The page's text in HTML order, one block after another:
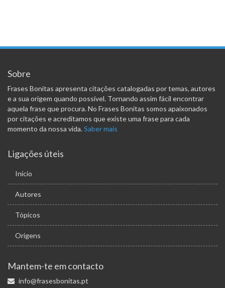
Sobre
Frases Bonitas apresenta citações catalogadas por temas, autores
e a sua origem quando possível. Tornando assim fácil encontrar
aquela frase que procura. No Frases Bonitas somos apaixonados
por citações e acreditamos que existe uma frase para cada
momento da nossa vida. Saber mais
Ligações úteis
Início
Autores
Tópicos
Origens
Mantem-te em contacto
info@frasesbonitas.pt